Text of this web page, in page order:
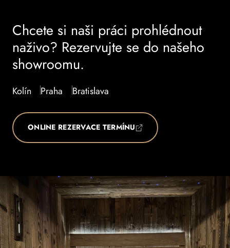
Chcete si naši práci prohlédnout
naživo? Rezervujte se do našeho
showroomu.
Kolín Praha Bratislava
ONLINE REZERVACE TERMÍNU